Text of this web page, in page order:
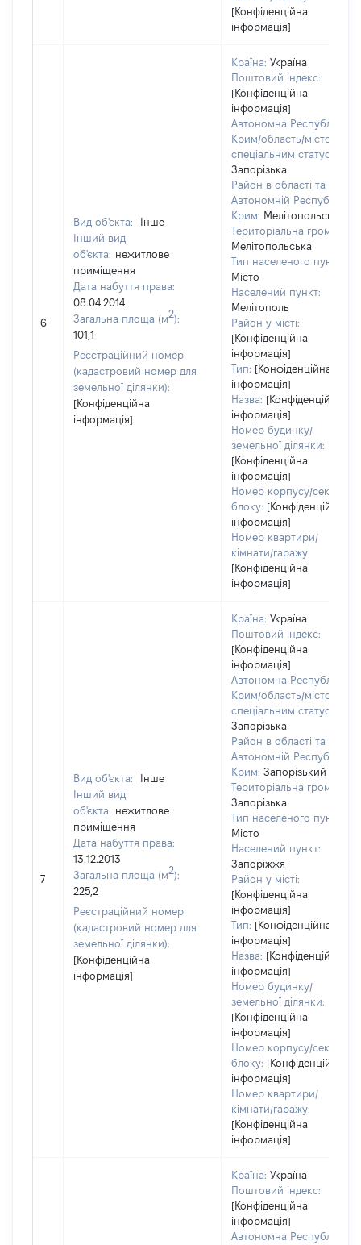
[Конфіденційна
інформація]
6
Вид об'єкта:
Інше
Інший вид
об'єкта: нежитлове
приміщення
Дата набуття права:
08.04.2014
Загальна площа (м2):
101,1
Реєстраційний номер
(кадастровий номер для
земельної ділянки):
[Конфіденційна
інформація]
Країна: Україна
Поштовий індекс:
[Конфіденційна
інформація]
Автономна Республіка
Крим/область/місто зі
спеціальним статусом:
Запорізька
Район в області та
Автономній Республіці
Крим: Мелітопольський
Територіальна громада:
Мелітопольська
Тип населеного пункту:
Місто
Населений пункт:
Мелітополь
Район у місті:
[Конфіденційна
інформація]
Тип: [Конфіденційна
інформація]
Назва: [Конфіденційна
інформація]
Номер будинку/
земельної ділянки:
[Конфіденційна
інформація]
Номер корпусу/секції/
блоку: [Конфіденційна
інформація]
Номер квартири/
кімнати/гаражу:
[Конфіденційна
інформація]
7
Вид об'єкта:
Інше
Інший вид
об'єкта: нежитлове
приміщення
Дата набуття права:
13.12.2013
Загальна площа (м2):
225,2
Реєстраційний номер
(кадастровий номер для
земельної ділянки):
[Конфіденційна
інформація]
Країна: Україна
Поштовий індекс:
[Конфіденційна
інформація]
Автономна Республіка
Крим/область/місто зі
спеціальним статусом:
Запорізька
Район в області та
Автономній Республіці
Крим: Запорізький
Територіальна громада:
Запорізька
Тип населеного пункту:
Місто
Населений пункт:
Запоріжжя
Район у місті:
[Конфіденційна
інформація]
Тип: [Конфіденційна
інформація]
Назва: [Конфіденційна
інформація]
Номер будинку/
земельної ділянки:
[Конфіденційна
інформація]
Номер корпусу/секції/
блоку: [Конфіденційна
інформація]
Номер квартири/
кімнати/гаражу:
[Конфіденційна
інформація]
Країна: Україна
Поштовий індекс:
[Конфіденційна
інформація]
Автономна Республіка